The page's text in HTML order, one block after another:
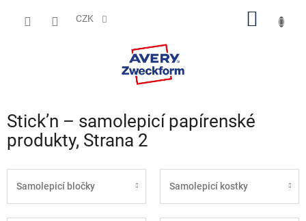
CZK
Stick’n – samolepicí papírenské
produkty, Strana 2
Samolepicí bločky Samolepicí kostky